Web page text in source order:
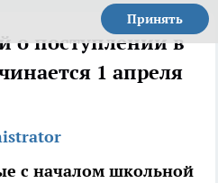
Принять
о поступлении в
1 апреля
с началом школьной